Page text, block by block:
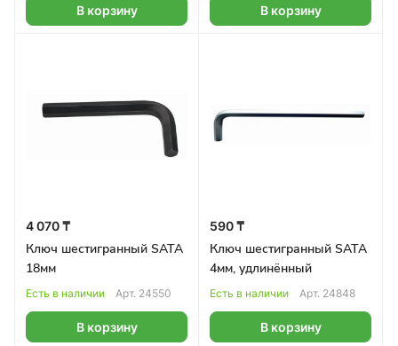
В корзину В корзину
4 070 ₸
Ключ шестигранный SATA
18мм
Есть в наличии Арт. 24550
В корзину
590 ₸
Ключ шестигранный SATA
4мм, удлинённый
Есть в наличии Арт. 24848
В корзину